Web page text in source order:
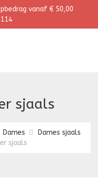
vanaf € 50,00
sjaals
Dames
Dames sjaals
sjaals